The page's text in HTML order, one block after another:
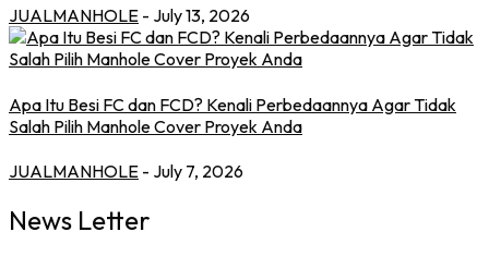
JUALMANHOLE - July 13, 2026
Apa Itu Besi FC dan FCD? Kenali Perbedaannya Agar Tidak
Salah Pilih Manhole Cover Proyek Anda
JUALMANHOLE - July 7, 2026
News Letter